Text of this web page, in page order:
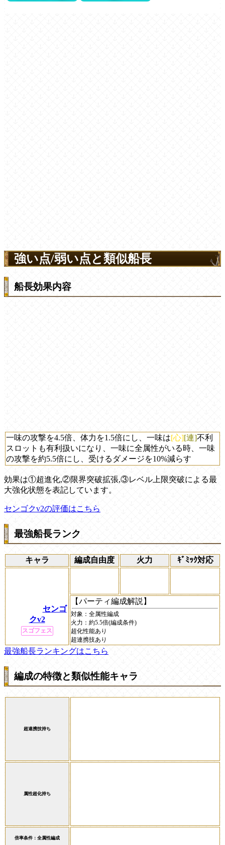
強い点/弱い点と類似船長
船長効果内容
一味の攻撃を4.5倍、体力を1.5倍にし、一味は[心][連]不利
スロットも有利扱いになり、一味に全属性がいる時、一味
の攻撃を約5.5倍にし、受けるダメージを10%減らす
効果は①超進化,②限界突破拡張,③レベル上限突破による最
大強化状態を表記しています。
センゴクv2の評価はこちら
最強船長ランク
キャラ 編成自由度 火力 ｷﾞﾐｯｸ対応
センゴ
クv2
スゴフェス
【パーティ編成解説】
対象： 全属性編成
火力： 約5.5倍(編成条件)
超化性能あり
超連携技あり
最強船長ランキングはこちら
編成の特徴と類似性能キャラ
超連携技持ち
属性超化持ち
倍率条件：全属性編成